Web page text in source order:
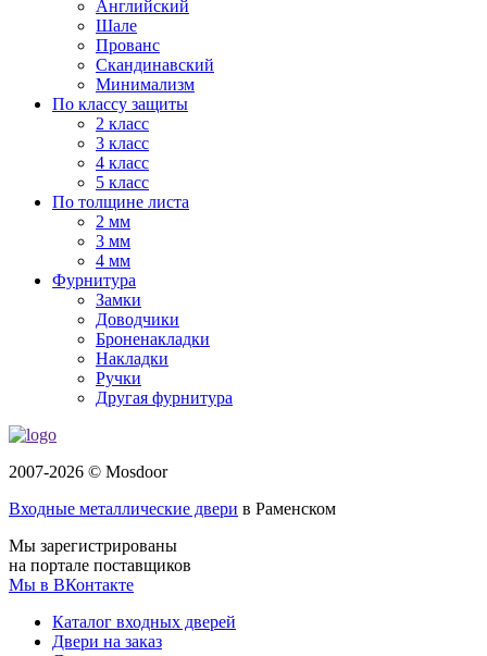
Английский
Шале
Прованс
Скандинавский
Минимализм
По классу защиты
2 класс
3 класс
4 класс
5 класс
По толщине листа
2 мм
3 мм
4 мм
Фурнитура
Замки
Доводчики
Броненакладки
Накладки
Ручки
Другая фурнитура
2007-2026 © Mosdoor
Входные металлические двери в Раменском
Мы зарегистрированы
на портале поставщиков
Мы в ВКонтакте
Каталог входных дверей
Двери на заказ